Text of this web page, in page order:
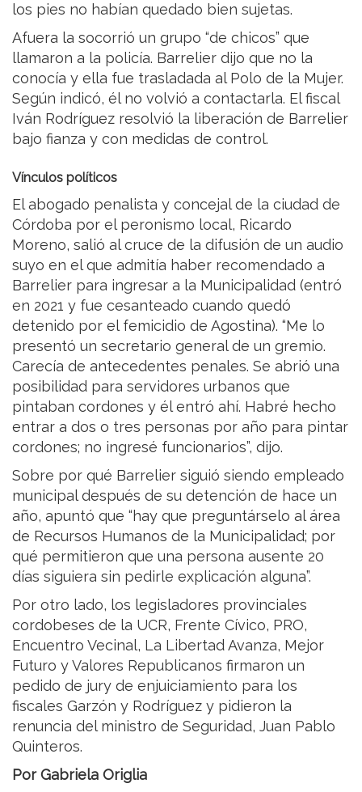
los pies no habían quedado bien sujetas.
Afuera la socorrió un grupo “de chicos” que
llamaron a la policía. Barrelier dijo que no la
conocía y ella fue trasladada al Polo de la Mujer.
Según indicó, él no volvió a contactarla. El fiscal
Iván Rodríguez resolvió la liberación de Barrelier
bajo fianza y con medidas de control.
Vínculos políticos
El abogado penalista y concejal de la ciudad de
Córdoba por el peronismo local, Ricardo
Moreno, salió al cruce de la difusión de un audio
suyo en el que admitía haber recomendado a
Barrelier para ingresar a la Municipalidad (entró
en 2021 y fue cesanteado cuando quedó
detenido por el femicidio de Agostina). “Me lo
presentó un secretario general de un gremio.
Carecía de antecedentes penales. Se abrió una
posibilidad para servidores urbanos que
pintaban cordones y él entró ahí. Habré hecho
entrar a dos o tres personas por año para pintar
cordones; no ingresé funcionarios”, dijo.
Sobre por qué Barrelier siguió siendo empleado
municipal después de su detención de hace un
año, apuntó que “hay que preguntárselo al área
de Recursos Humanos de la Municipalidad; por
qué permitieron que una persona ausente 20
días siguiera sin pedirle explicación alguna”.
Por otro lado, los legisladores provinciales
cordobeses de la UCR, Frente Cívico, PRO,
Encuentro Vecinal, La Libertad Avanza, Mejor
Futuro y Valores Republicanos firmaron un
pedido de jury de enjuiciamiento para los
fiscales Garzón y Rodríguez y pidieron la
renuncia del ministro de Seguridad, Juan Pablo
Quinteros.
Por Gabriela Origlia